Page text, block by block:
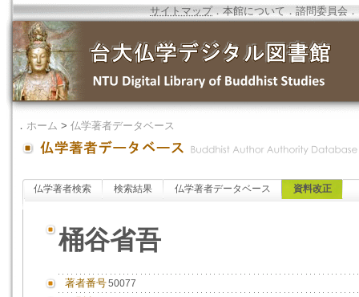
サイトマップ．本館について ．諮問委員会 ．
． ホーム > 仏学著者データベース
仏学著者検索 検索結果 仏学著者データベース 資料改正
桶谷省吾
著者番号50077